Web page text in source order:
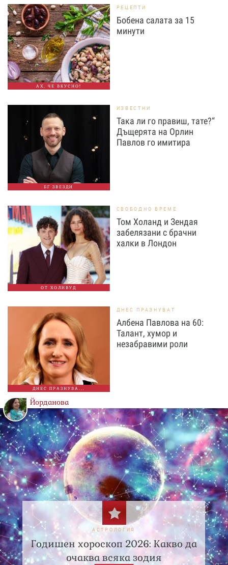
АХ, ЧЕ ВКУСНО!
РЕЦЕПТИ
Бобена салата за 15
минути
БГ ЗВЕЗДИ
ИЗВЕСТНИ
Така ли го правиш, тате?“
Дъщерята на Орлин
Павлов го имитира
ОТ ХОЛИВУД
СВОБОДНО ВРЕМЕ
Том Холанд и Зендая
забелязани с брачни
халки в Лондон
ДНЕС ПРАЗНУВА...
ДНЕС ПРАЗНУВАТ
Албена Павлова на 60:
Талант, хумор и
незабравими роли
Йорданова
АСТРОЛОГИЯ
Годишен хороскоп 2026: Какво да
очаква всяка зодия